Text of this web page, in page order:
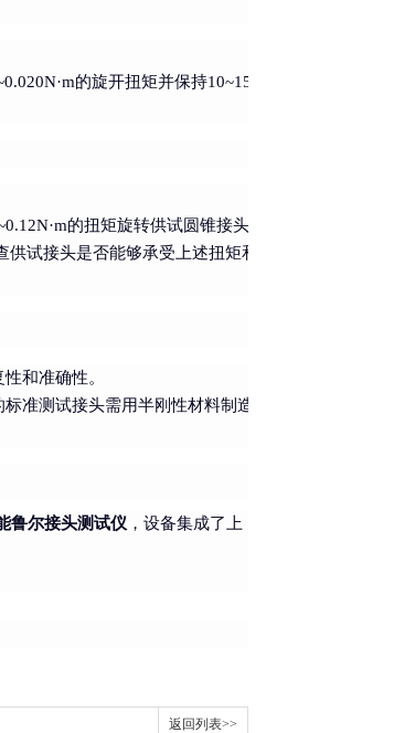
的旋开扭矩并保持10~15秒，检查接口处是
的扭矩旋转供试圆锥接头使之组装。向供试
试接头是否能够承受上述扭矩和保持时间不滑丝。
和准确性。
准测试接头需用半刚性材料制造，测试塑料预灌封
鲁尔接头测试仪 ，设备集成了上
返回列表>>